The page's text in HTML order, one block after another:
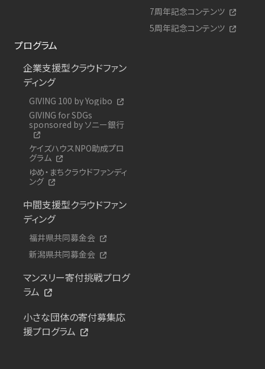
7周年記念コンテンツ
5周年記念コンテンツ
プログラム
企業支援型クラウドファン
ディング
GIVING 100 by Yogibo
GIVING for SDGs
sponsored by ソニー銀行
ケイズハウスNPO助成プロ
グラム
ゆめ・まちクラウドファンディ
ング
中間支援型クラウドファン
ディング
福井県共同募金会
新潟県共同募金会
マンスリー寄付挑戦プログ
ラム
小さな団体の寄付募集応
援プログラム